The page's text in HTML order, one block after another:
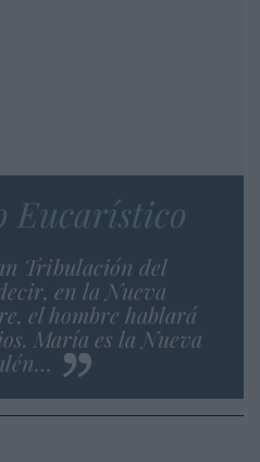
Eucarístico
Tribulación del
en la Nueva
el hombre hablará
María es la Nueva